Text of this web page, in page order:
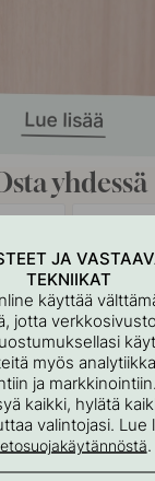
yhdessä
+ PITUUDET
Vedin 1353
JA
TEKNIIKAT
käyttää
jotta
myös
ja
kaikki, hylätä
valintojasi. Lue
.
VISIT?
COUNTRY